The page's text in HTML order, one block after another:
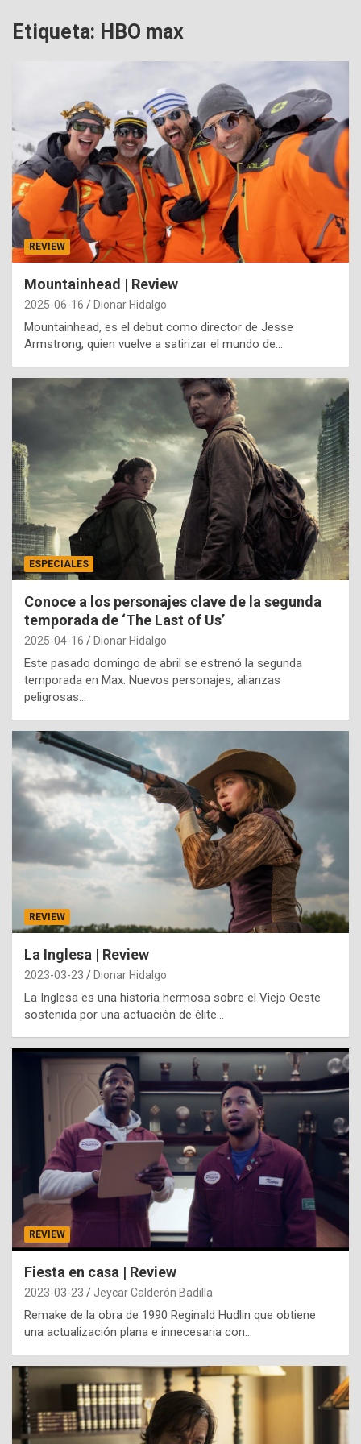
Etiqueta: HBO max
REVIEW
Mountainhead | Review
2025-06-16 Dionar Hidalgo
Mountainhead, es el debut como director de Jesse
Armstrong, quien vuelve a satirizar el mundo de…
ESPECIALES
Conoce a los personajes clave de la segunda
temporada de ‘The Last of Us’
2025-04-16 Dionar Hidalgo
Este pasado domingo de abril se estrenó la segunda
temporada en Max. Nuevos personajes, alianzas
peligrosas…
REVIEW
La Inglesa | Review
2023-03-23 Dionar Hidalgo
La Inglesa es una historia hermosa sobre el Viejo Oeste
sostenida por una actuación de élite…
REVIEW
Fiesta en casa | Review
2023-03-23 Jeycar Calderón Badilla
Remake de la obra de 1990 Reginald Hudlin que obtiene
una actualización plana e innecesaria con…